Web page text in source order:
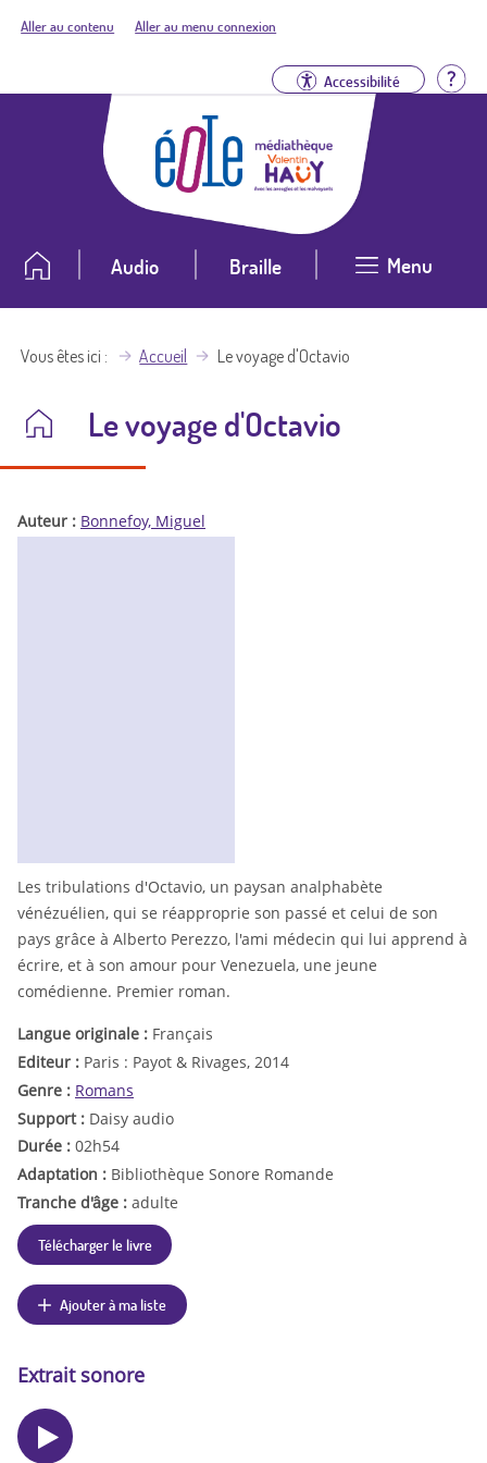
Aller au contenu Aller au menu connexion
Accessibilité
Audio Braille Menu
Vous êtes ici Accueil Le voyage d'Octavio
Le voyage d'Octavio
Auteur : Bonnefoy, Miguel
Les tribulations d'Octavio, un paysan analphabète
vénézuélien, qui se réapproprie son passé et celui de son
pays grâce à Alberto Perezzo, l'ami médecin qui lui apprend à
écrire, et à son amour pour Venezuela, une jeune
comédienne. Premier roman.
Langue originale : Français
Editeur : Paris : Payot & Rivages, 2014
Genre : Romans
Support : Daisy audio
Durée : 02h54
Adaptation : Bibliothèque Sonore Romande
Tranche d'âge : adulte
Télécharger le livre
Ajouter à ma liste
Extrait sonore